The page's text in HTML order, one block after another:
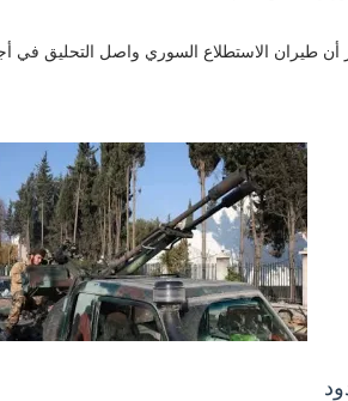
الاستطلاع السوري واصل التحليق في